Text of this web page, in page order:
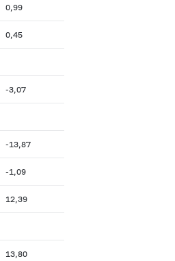
0,99
0,45
-3,07
-13,87
-1,09
12,39
13,80